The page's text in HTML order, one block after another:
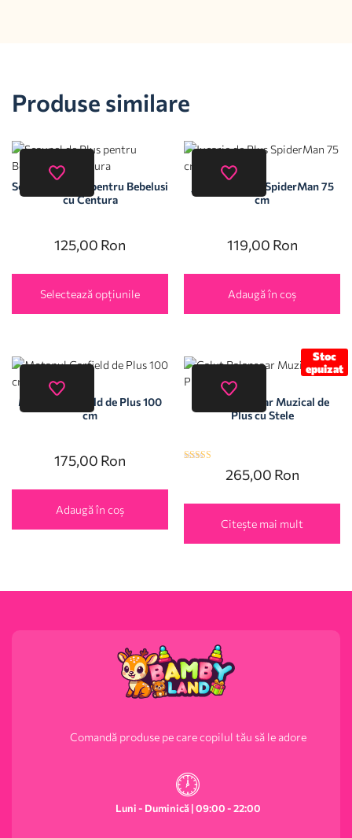
Produse similare
Scaunel de Plus pentru Bebelusi
cu Centura
125,00 Ron
Selectează opțiunile
Jucarie de Plus SpiderMan 75
cm
119,00 Ron
Adaugă în coș
Motanul Garfield de Plus 100
cm
175,00 Ron
Adaugă în coș
Stoc
epuizat
Calut Balansoar Muzical de
Plus cu Stele
265,00 Ron
Citește mai mult
Comandă produse pe care copilul tău să le adore
Luni - Duminică | 09:00 - 22:00